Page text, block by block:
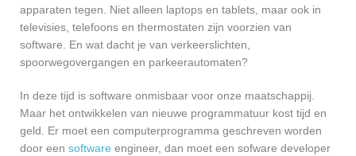
apparaten tegen. Niet alleen laptops en tablets, maar ook in
televisies, telefoons en thermostaten zijn voorzien van
software. En wat dacht je van verkeerslichten,
spoorwegovergangen en parkeerautomaten?
In deze tijd is software onmisbaar voor onze maatschappij.
Maar het ontwikkelen van nieuwe programmatuur kost tijd en
geld. Er moet een computerprogramma geschreven worden
door een software engineer, dan moet een sofware developer